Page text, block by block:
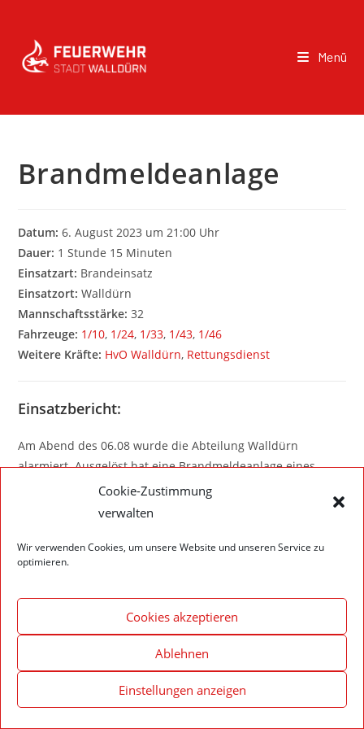
Cookie-Zustimmung
verwalten
Wir verwenden Cookies, um unsere Website und unseren Service zu
optimieren.
Cookies akzeptieren
Ablehnen
Einstellungen anzeigen
Menü
Brandmeldeanlage
Datum: 6. August 2023 um 21:00 Uhr
Dauer: 1 Stunde 15 Minuten
Einsatzart: Brandeinsatz
Einsatzort: Walldürn
Mannschaftsstärke: 32
Fahrzeuge: 1/10, 1/24, 1/33, 1/43, 1/46
Weitere Kräfte: HvO Walldürn, Rettungsdienst
Einsatzbericht:
Am Abend des 06.08 wurde die Abteilung Walldürn
alarmiert. Ausgelöst hat eine Brandmeldeanlage eines
Verwaltungsgebäudes. Nach der Erkundung unter
Atemschutz und mit Hilfe der Wärmebildkamera konnte
Impressum – Datenschutzerklärung Cookie-Richtlinie (EU)
© 2020 Feuerwehr Walldürn